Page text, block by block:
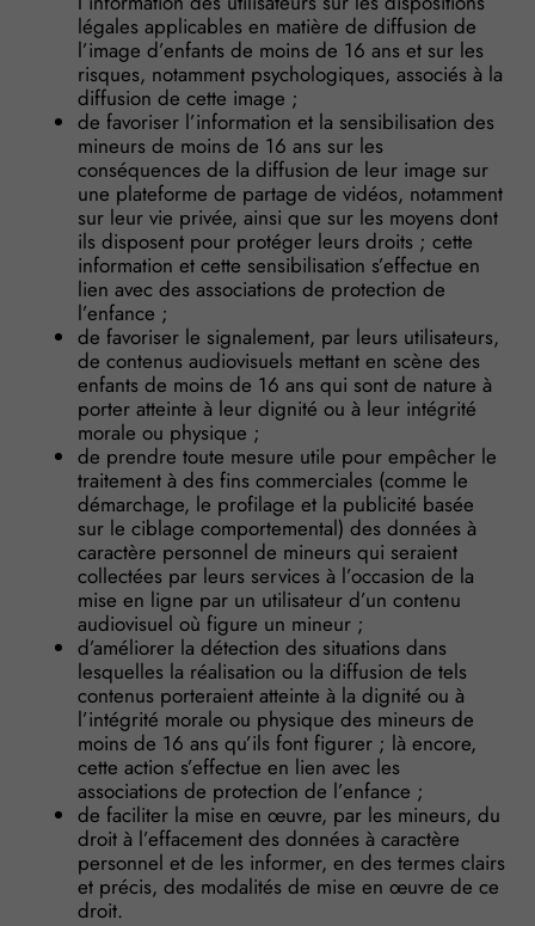
légales applicables en matière de diffusion de
l’image d’enfants de moins de 16 ans et sur les
risques, notamment psychologiques, associés à la
diffusion de cette image ;
de favoriser l’information et la sensibilisation des
mineurs de moins de 16 ans sur les
conséquences de la diffusion de leur image sur
une plateforme de partage de vidéos, notamment
sur leur vie privée, ainsi que sur les moyens dont
ils disposent pour protéger leurs droits ; cette
information et cette sensibilisation s’effectue en
lien avec des associations de protection de
l’enfance ;
de favoriser le signalement, par leurs utilisateurs,
de contenus audiovisuels mettant en scène des
enfants de moins de 16 ans qui sont de nature à
porter atteinte à leur dignité ou à leur intégrité
morale ou physique ;
de prendre toute mesure utile pour empêcher le
traitement à des fins commerciales (comme le
démarchage, le profilage et la publicité basée
sur le ciblage comportemental) des données à
caractère personnel de mineurs qui seraient
collectées par leurs services à l’occasion de la
mise en ligne par un utilisateur d’un contenu
audiovisuel où figure un mineur ;
d’améliorer la détection des situations dans
lesquelles la réalisation ou la diffusion de tels
contenus porteraient atteinte à la dignité ou à
l’intégrité morale ou physique des mineurs de
moins de 16 ans qu’ils font figurer ; là encore,
cette action s’effectue en lien avec les
associations de protection de l’enfance ;
de faciliter la mise en œuvre, par les mineurs, du
droit à l’effacement des données à caractère
personnel et de les informer, en des termes clairs
et précis, des modalités de mise en œuvre de ce
droit.